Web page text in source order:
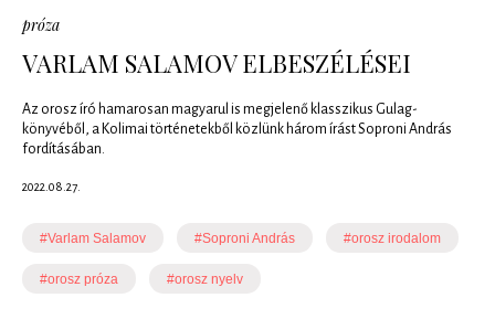
próza
VARLAM SALAMOV ELBESZÉLÉSEI
Az orosz író hamarosan magyarul is megjelenő klasszikus Gulag-
könyvéből, a Kolimai történetekből közlünk három írást Soproni András
fordításában.
2022.08.27.
#Varlam Salamov #Soproni András #orosz irodalom
#orosz próza #orosz nyelv